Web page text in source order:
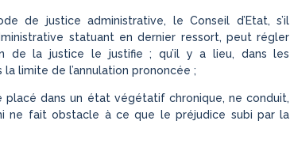
de justice administrative, le Conseil d’Etat, s’il
statuant en dernier ressort, peut régler
de la justice le justifie ; qu’il y a lieu, dans les
la limite de l’annulation prononcée ;
placé dans un état végétatif chronique, ne conduit,
ne fait obstacle à ce que le préjudice subi par la